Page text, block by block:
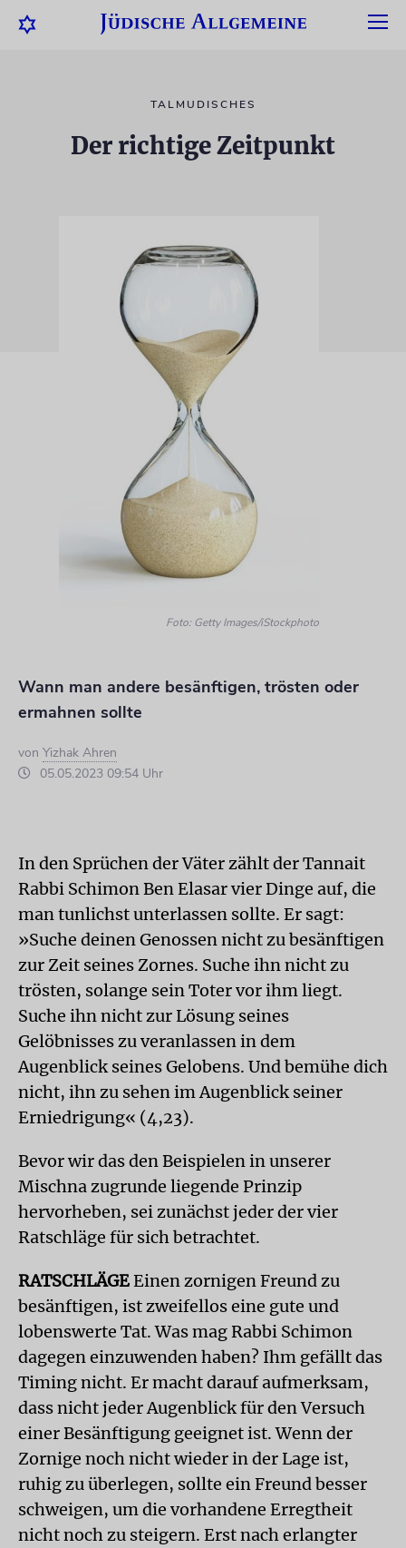
TALMUDISCHES
Der richtige Zeitpunkt
Foto: Getty Images/iStockphoto
Wann man andere besänftigen, trösten oder
ermahnen sollte
von Yizhak Ahren
05.05.2023 09:54 Uhr
In den Sprüchen der Väter zählt der Tannait
Rabbi Schimon Ben Elasar vier Dinge auf, die
man tunlichst unterlassen sollte. Er sagt:
»Suche deinen Genossen nicht zu besänftigen
zur Zeit seines Zornes. Suche ihn nicht zu
trösten, solange sein Toter vor ihm liegt.
Suche ihn nicht zur Lösung seines
Gelöbnisses zu veranlassen in dem
Augenblick seines Gelobens. Und bemühe dich
nicht, ihn zu sehen im Augenblick seiner
Erniedrigung« (4,23).
Bevor wir das den Beispielen in unserer
Mischna zugrunde liegende Prinzip
hervorheben, sei zunächst jeder der vier
Ratschläge für sich betrachtet.
RATSCHLÄGEEinen zornigen Freund zu
besänftigen, ist zweifellos eine gute und
lobenswerte Tat. Was mag Rabbi Schimon
dagegen einzuwenden haben? Ihm gefällt das
Timing nicht. Er macht darauf aufmerksam,
dass nicht jeder Augenblick für den Versuch
einer Besänftigung geeignet ist. Wenn der
Zornige noch nicht wieder in der Lage ist,
ruhig zu überlegen, sollte ein Freund besser
schweigen, um die vorhandene Erregtheit
nicht noch zu steigern. Erst nach erlangter